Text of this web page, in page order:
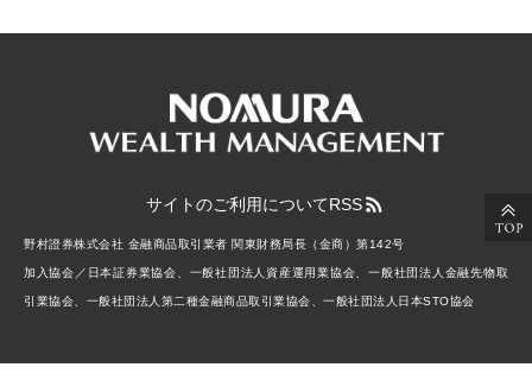
サイトのご利用についてRSS
野村證券株式会社 金融商品取引業者 関東財務局長（金商）第142号
加入協会／日本証券業協会、一般社団法人資産運用業協会、一般社団法人金融先物取
引業協会、一般社団法人第二種金融商品取引業協会、一般社団法人日本STO協会